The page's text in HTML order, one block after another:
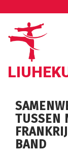
inhoud
TUSSEN
BAND